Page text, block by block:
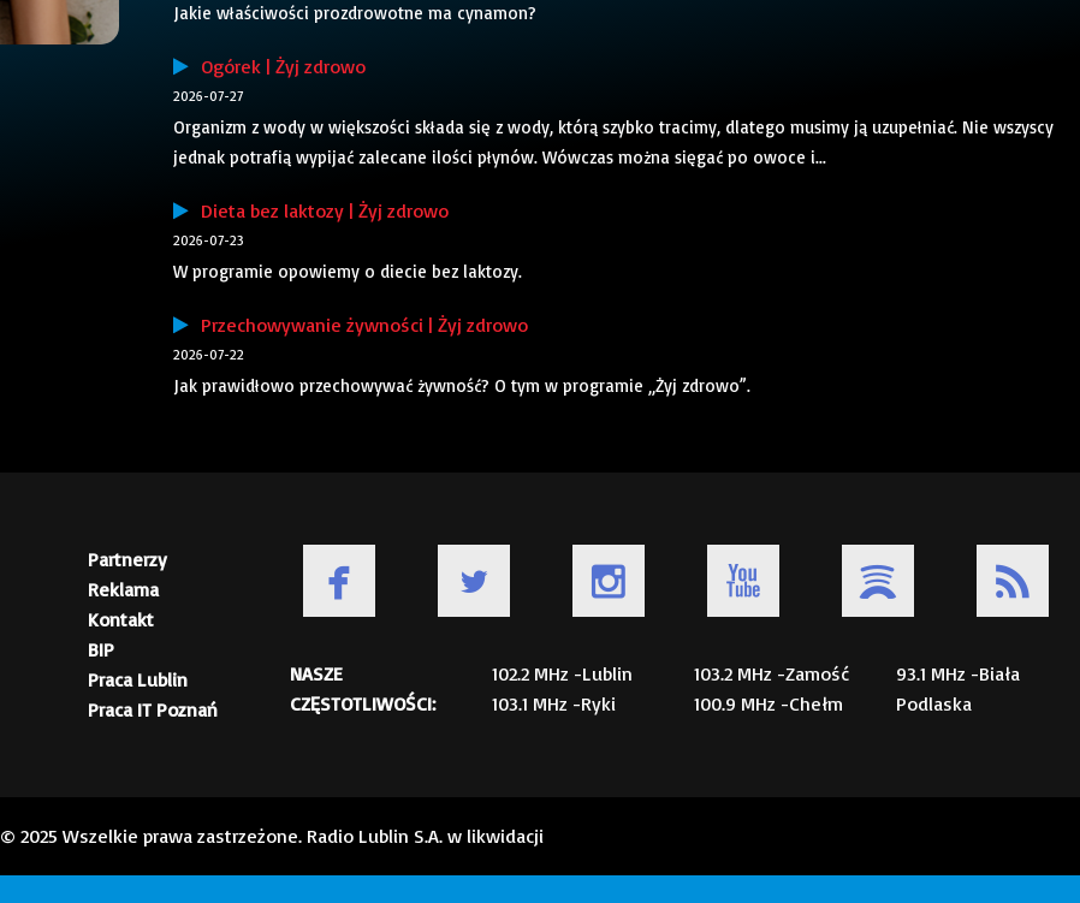
Jakie właściwości prozdrowotne ma cynamon?
Ogórek | Żyj zdrowo
2026-07-27
Organizm z wody w większości składa się z wody, którą szybko tracimy, dlatego musimy ją uzupełniać. Nie wszyscy
jednak potrafią wypijać zalecane ilości płynów. Wówczas można sięgać po owoce i...
Dieta bez laktozy | Żyj zdrowo
2026-07-23
W programie opowiemy o diecie bez laktozy.
Przechowywanie żywności | Żyj zdrowo
2026-07-22
Jak prawidłowo przechowywać żywność? O tym w programie „Żyj zdrowo”.
Partnerzy
Reklama
Kontakt
BIP
Praca Lublin
Praca IT Poznań
NASZE
CZĘSTOTLIWOŚCI:
102.2 MHz -Lublin
103.1 MHz -Ryki
103.2 MHz -Zamość
100.9 MHz -Chełm
93.1 MHz -Biała
Podlaska
© 2025 Wszelkie prawa zastrzeżone. Radio Lublin S.A. w likwidacji